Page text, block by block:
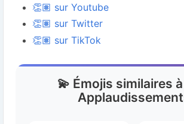
👏🏽 sur Youtube
👏🏽 sur Twitter
👏🏽 sur TikTok
💫 Émojis similaires